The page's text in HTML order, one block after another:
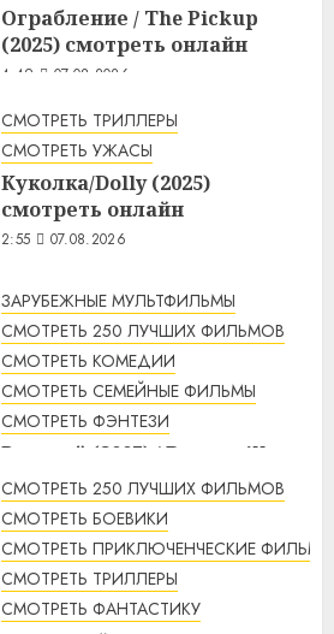
Ограбление / The Pickup
(2025) смотреть онлайн
4:49 07.08.2026
СМОТРЕТЬ ТРИЛЛЕРЫ
СМОТРЕТЬ УЖАСЫ
Куколка/Dolly (2025)
смотреть онлайн
2:55 07.08.2026
ЗАРУБЕЖНЫЕ МУЛЬТФИЛЬМЫ
СМОТРЕТЬ 250 ЛУЧШИХ ФИЛЬМОВ
СМОТРЕТЬ КОМЕДИИ
СМОТРЕТЬ СЕМЕЙНЫЕ ФИЛЬМЫ
СМОТРЕТЬ ФЭНТЕЗИ
Рататуй (2007) / Ratatouille
смотреть онлайн
2:32 07.08.2026
СМОТРЕТЬ 250 ЛУЧШИХ ФИЛЬМОВ
СМОТРЕТЬ БОЕВИКИ
СМОТРЕТЬ ПРИКЛЮЧЕНЧЕСКИЕ ФИЛЬМЫ
СМОТРЕТЬ ТРИЛЛЕРЫ
СМОТРЕТЬ ФАНТАСТИКУ